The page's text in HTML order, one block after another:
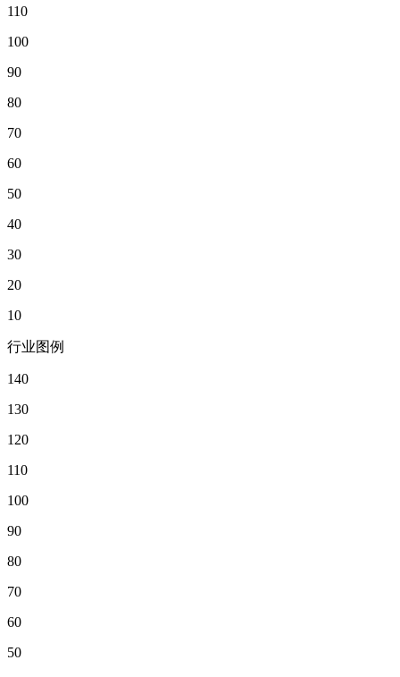
110
100
90
80
70
60
50
40
30
20
10
行业图例
140
130
120
110
100
90
80
70
60
50